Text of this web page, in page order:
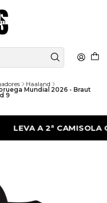
Haaland
Mundial 2026 - Braut
9
A 2ª CAMISOLA COM